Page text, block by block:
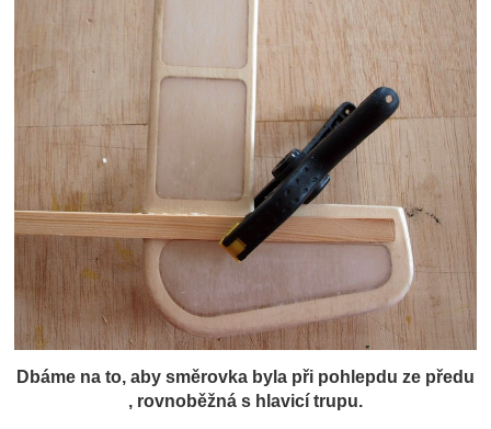
Dbáme na to, aby směrovka byla při pohlepdu ze předu
, rovnoběžná s hlavicí trupu.